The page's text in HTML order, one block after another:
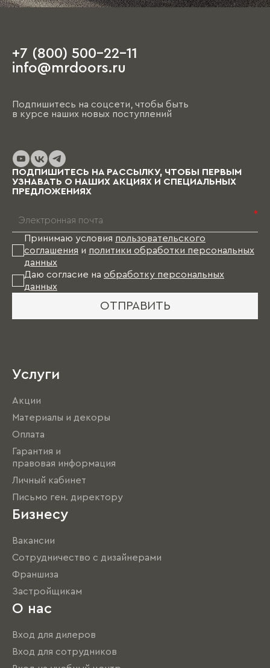
+7 (800) 500-22-11
info@mrdoors.ru
Подпишитесь на соцсети, чтобы быть
в курсе наших новых поступлений
ПОДПИШИТЕСЬ НА РАССЫЛКУ, ЧТОБЫ ПЕРВЫМ
УЗНАВАТЬ О НАШИХ АКЦИЯХ И СПЕЦИАЛЬНЫХ
ПРЕДЛОЖЕНИЯХ
*
Принимаю условия пользовательского
соглашения и политики обработки персональных
данных
Даю согласие на обработку персональных
данных
ОТПРАВИТЬ
Услуги
Акции
Материалы и декоры
Оплата
Гарантия и
правовая информация
Личный кабинет
Письмо ген. директору
Бизнесу
Вакансии
Сотрудничество с дизайнерами
Франшиза
Застройщикам
О нас
Вход для дилеров
Вход для сотрудников